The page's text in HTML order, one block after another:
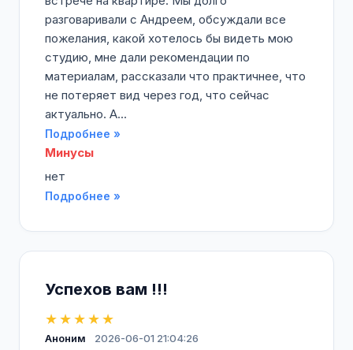
разговаривали с Андреем, обсуждали все
пожелания, какой хотелось бы видеть мою
студию, мне дали рекомендации по
материалам, рассказали что практичнее, что
не потеряет вид через год, что сейчас
актуально. А...
Подробнее »
Минусы
нет
Подробнее »
Успехов вам !!!
★★★★★
Аноним
2026-06-01 21:04:26